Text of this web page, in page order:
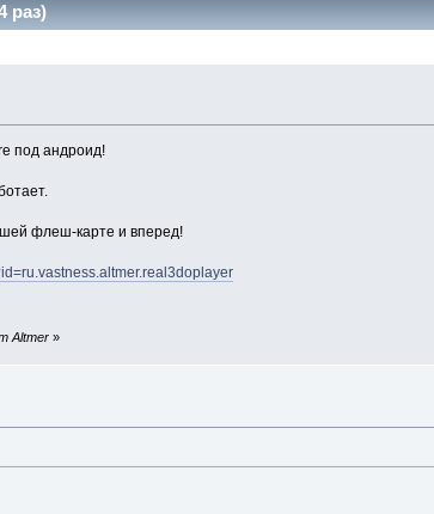
раз)
под андроид!
флеш-карте и вперед!
Altmer »